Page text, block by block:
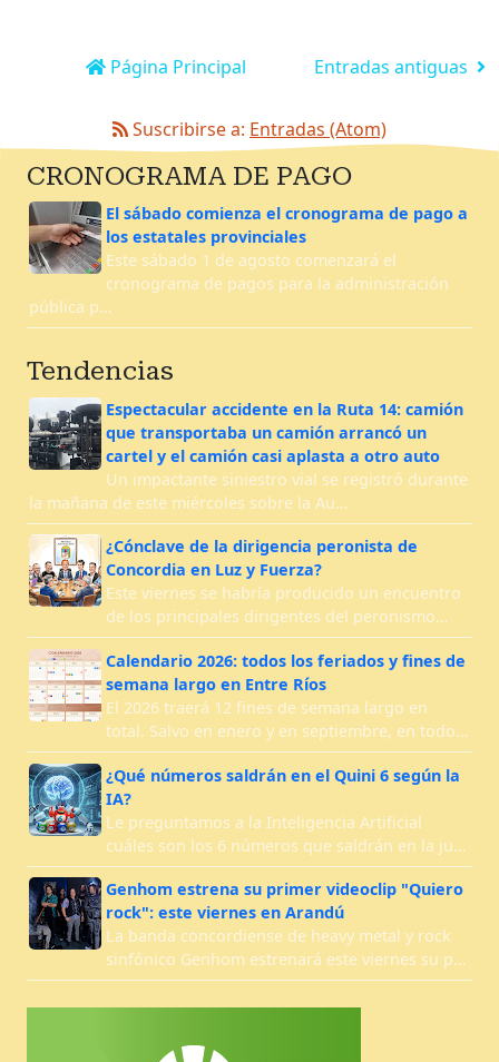
Entradas antiguas
Página Principal
Suscribirse a: Entradas (Atom)
CRONOGRAMA DE PAGO
El sábado comienza el cronograma de pago a
los estatales provinciales
Este sábado 1 de agosto comenzará el
cronograma de pagos para la administración
pública p…
Tendencias
Espectacular accidente en la Ruta 14: camión
que transportaba un camión arrancó un
cartel y el camión casi aplasta a otro auto
Un impactante siniestro vial se registró durante
la mañana de este miércoles sobre la Au…
¿Cónclave de la dirigencia peronista de
Concordia en Luz y Fuerza?
Este viernes se habría producido un encuentro
de los principales dirigentes del peronismo…
Calendario 2026: todos los feriados y fines de
semana largo en Entre Ríos
El 2026 traerá 12 fines de semana largo en
total. Salvo en enero y en septiembre, en todo…
¿Qué números saldrán en el Quini 6 según la
IA?
Le preguntamos a la Inteligencia Artificial
cuáles son los 6 números que saldrán en la ju…
Genhom estrena su primer videoclip "Quiero
rock": este viernes en Arandú
La banda concordiense de heavy metal y rock
sinfónico Genhom estrenará este viernes su p…